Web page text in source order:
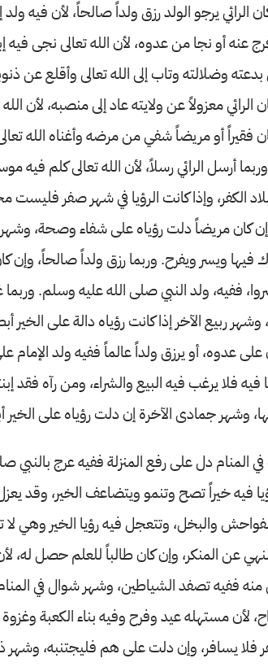
الرائي يرجو الولد رزق ولداً صالحاً، لأن فيه
عنه أو نجا من عدوه، لأن الله تعالى نجى فيه
بدعته وضلالته وتاب إلى الله تعالى وأقلع عن
الرائي معزولاً عن ولايته عاد إلى منصبه، لأن
فقيراً أو مريضاً شفي من مرضه وأغناه الله
أرسل الرائي رسلاً، لأن الله تعالى كلم فيه
الكفر، وإذا كانت الرؤيا في شهر صفر فليست
كان مريضاً دلت رؤياه على شفاء وصحة، وشهر
فيها ويسر ويفرح. وربما رزق ولداً صالحاً،
ففيه، ولد النبي صلى الله عليه وسلم.
ربيع الآخر إذا كانت رؤياه دالة على
على عدوه، أو يرزق ولداً عالماً ففيه ولد
فيه فلا يرغب فيه البيع والشراء، ومن رآه
وشهر جمادى الآخرة إن دلت رؤياه على الخير
دل على رفع المنزلة ففيه عرج بالنبي
فيه خيراً تصح وتنمو ويتضاعف الخير، وقد
والبخل، وتتعجل فيه رؤيا الخير وهي لا
عن المنكر، وإن كان طالباً للعلم حصل له،
منه ففيه تصفد الشياطين، وشهر شوال في
لأن مستهله عيد وفرح وفيه بناء الكعبة
فلا يسافر، وإن دلت على هم فليجتنبه، وشهر